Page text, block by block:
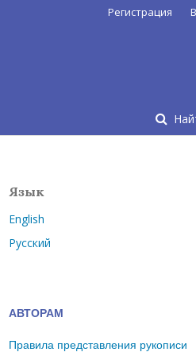
Регистрация
Язык
English
Русский
АВТОРАМ
Правила представления рукописи